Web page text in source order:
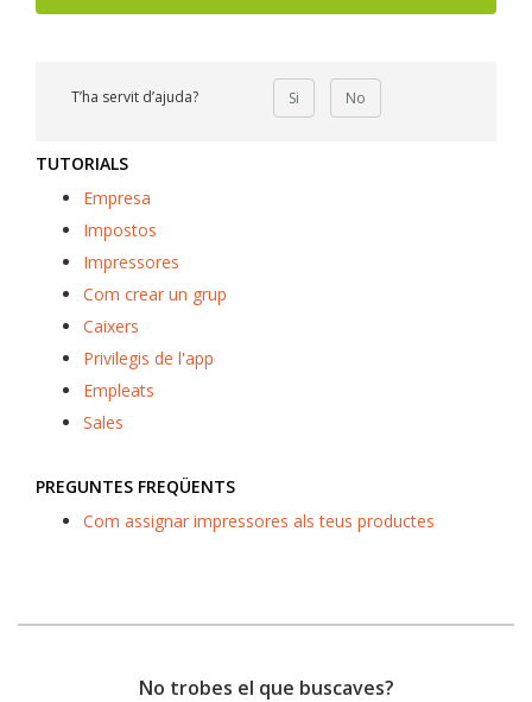
T’ha servit d’ajuda? Si No
TUTORIALS
Empresa
Impostos
Impressores
Com crear un grup
Caixers
Privilegis de l'app
Empleats
Sales
PREGUNTES FREQÜENTS
Com assignar impressores als teus productes
No trobes el que buscaves?